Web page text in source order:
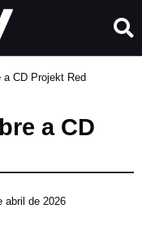
a CD Projekt Red
a CD
abril de 2026